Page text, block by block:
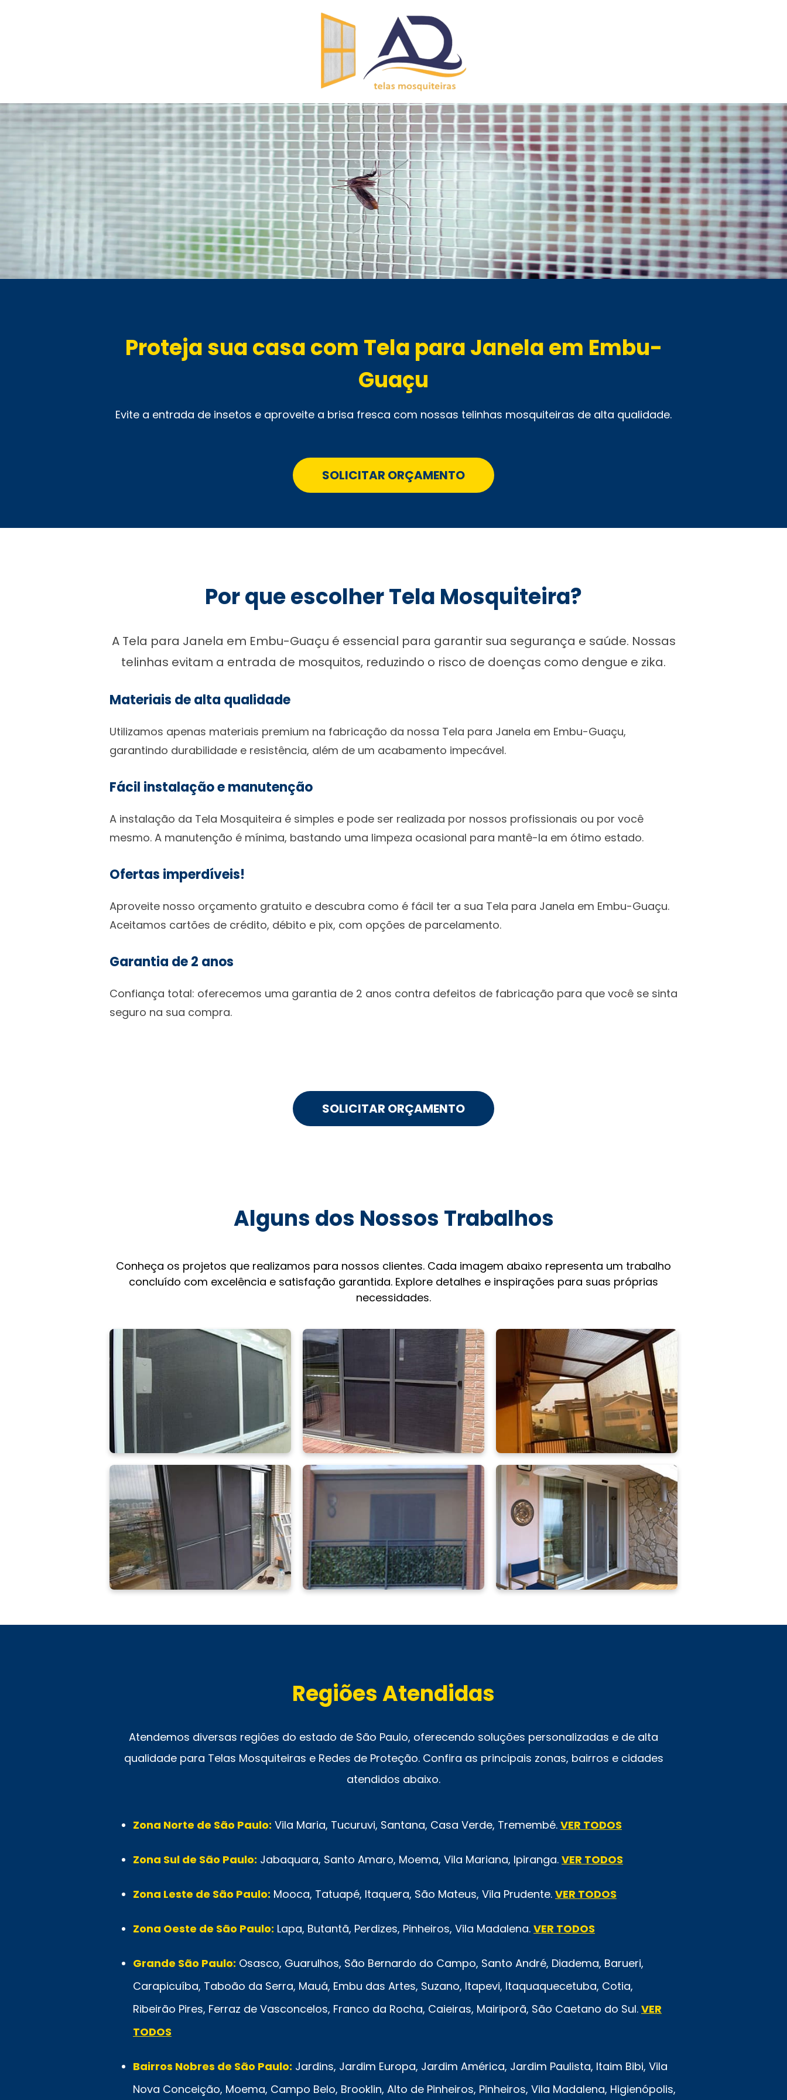
Proteja sua casa com Tela para Janela em Embu-
Guaçu
Evite a entrada de insetos e aproveite a brisa fresca com nossas telinhas mosquiteiras de alta qualidade.
SOLICITAR ORÇAMENTO
Por que escolher Tela Mosquiteira?
A Tela para Janela em Embu-Guaçu é essencial para garantir sua segurança e saúde. Nossas
telinhas evitam a entrada de mosquitos, reduzindo o risco de doenças como dengue e zika.
Materiais de alta qualidade
Utilizamos apenas materiais premium na fabricação da nossa Tela para Janela em Embu-Guaçu,
garantindo durabilidade e resistência, além de um acabamento impecável.
Fácil instalação e manutenção
A instalação da Tela Mosquiteira é simples e pode ser realizada por nossos profissionais ou por você
mesmo. A manutenção é mínima, bastando uma limpeza ocasional para mantê-la em ótimo estado.
Ofertas imperdíveis!
Aproveite nosso orçamento gratuito e descubra como é fácil ter a sua Tela para Janela em Embu-Guaçu.
Aceitamos cartões de crédito, débito e pix, com opções de parcelamento.
Garantia de 2 anos
Confiança total: oferecemos uma garantia de 2 anos contra defeitos de fabricação para que você se sinta
seguro na sua compra.
SOLICITAR ORÇAMENTO
Alguns dos Nossos Trabalhos
Conheça os projetos que realizamos para nossos clientes. Cada imagem abaixo representa um trabalho
concluído com excelência e satisfação garantida. Explore detalhes e inspirações para suas próprias
necessidades.
Regiões Atendidas
Atendemos diversas regiões do estado de São Paulo, oferecendo soluções personalizadas e de alta
qualidade para Telas Mosquiteiras e Redes de Proteção. Confira as principais zonas, bairros e cidades
atendidos abaixo.
Zona Norte de São Paulo: Vila Maria, Tucuruvi, Santana, Casa Verde, Tremembé. VER TODOS
Zona Sul de São Paulo: Jabaquara, Santo Amaro, Moema, Vila Mariana, Ipiranga. VER TODOS
Zona Leste de São Paulo: Mooca, Tatuapé, Itaquera, São Mateus, Vila Prudente. VER TODOS
Zona Oeste de São Paulo: Lapa, Butantã, Perdizes, Pinheiros, Vila Madalena. VER TODOS
Grande São Paulo: Osasco, Guarulhos, São Bernardo do Campo, Santo André, Diadema, Barueri,
Carapicuíba, Taboão da Serra, Mauá, Embu das Artes, Suzano, Itapevi, Itaquaquecetuba, Cotia,
Ribeirão Pires, Ferraz de Vasconcelos, Franco da Rocha, Caieiras, Mairiporã, São Caetano do Sul. VER
TODOS
Bairros Nobres de São Paulo: Jardins, Jardim Europa, Jardim América, Jardim Paulista, Itaim Bibi, Vila
Nova Conceição, Moema, Campo Belo, Brooklin, Alto de Pinheiros, Pinheiros, Vila Madalena, Higienópolis,